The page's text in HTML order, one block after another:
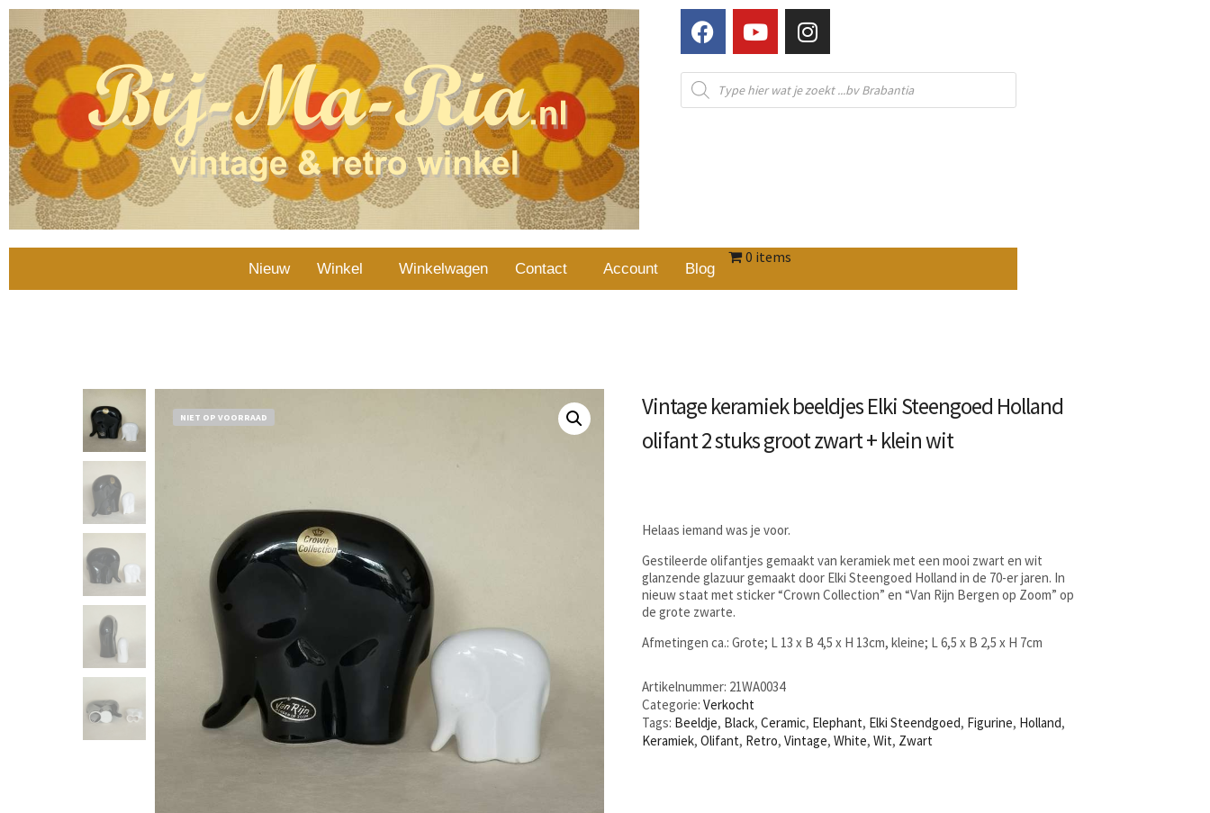
Nieuw Winkel Winkelwagen Contact Account Blog
0 items
NIET OP VOORRAAD
Vintage keramiek beeldjes Elki Steengoed Holland
olifant 2 stuks groot zwart + klein wit
Helaas iemand was je voor.
Gestileerde olifantjes gemaakt van keramiek met een mooi zwart en wit
glanzende glazuur gemaakt door Elki Steengoed Holland in de 70-er jaren. In
nieuw staat met sticker “Crown Collection” en “Van Rijn Bergen op Zoom” op
de grote zwarte.
Afmetingen ca.: Grote; L 13 x B 4,5 x H 13cm, kleine; L 6,5 x B 2,5 x H 7cm
Artikelnummer: 21WA0034
Categorie:Verkocht
Tags: Beeldje, Black,Ceramic, Elephant, Elki Steendgoed, Figurine, Holland,
Keramiek,Olifant, Retro,Vintage,White,Wit, Zwart